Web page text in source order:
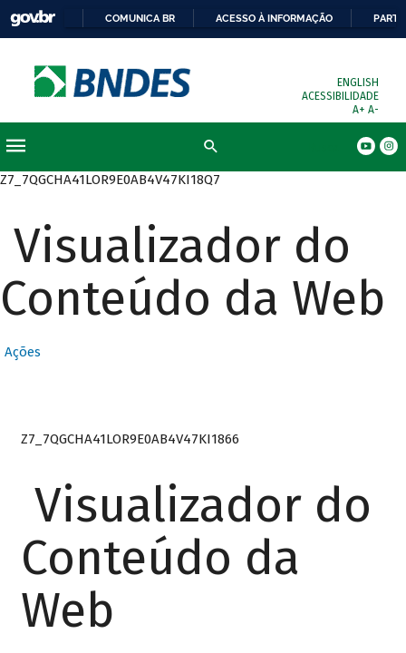
COMUNICA BR ACESSO À INFORMAÇÃO
ENGLISH
ACESSIBILIDADE
A+ A-
Z7_7QGCHA41LOR9E0AB4V47KI18Q7
Visualizador do
Conteúdo da Web
Ações
Z7_7QGCHA41LOR9E0AB4V47KI1866
Visualizador do
Conteúdo da
Web